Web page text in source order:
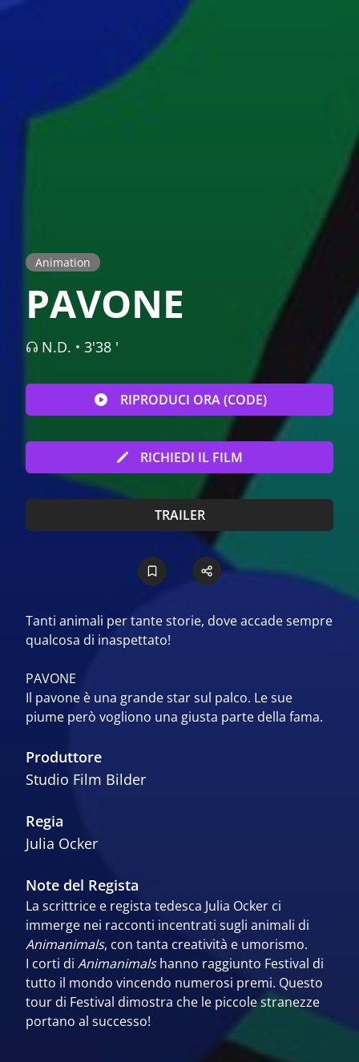
Animation
PAVONE
N.D. 3'38 '
RIPRODUCI ORA (CODE)
RICHIEDI IL FILM
TRAILER
Tanti animali per tante storie, dove accade sempre
qualcosa di inaspettato!
PAVONE
Il pavone è una grande star sul palco. Le sue
piume però vogliono una giusta parte della fama.
Produttore
Studio Film Bilder
Regia
Julia Ocker
Note del Regista
La scrittrice e regista tedesca Julia Ocker ci
immerge nei racconti incentrati sugli animali di
Animanimals, con tanta creatività e umorismo.
I corti di Animanimalshanno raggiunto Festival di
tutto il mondo vincendo numerosi premi. Questo
tour di Festival dimostra che le piccole stranezze
portano al successo!